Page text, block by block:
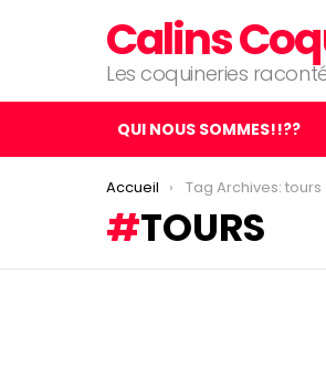
Calins
Les coquineries
QUI NOUS SOMMES!!??
You are here:
Accueil Tag Archives: tours
TOURS